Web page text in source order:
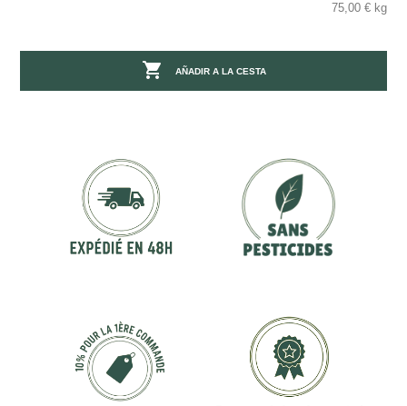
75,00 € kg
 AÑADIR A LA CESTA